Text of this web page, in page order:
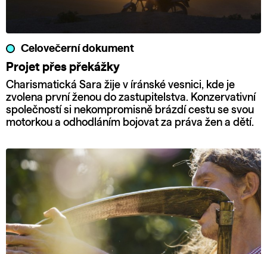
Celovečerní dokument
Projet přes překážky
Charismatická Sara žije v íránské vesnici, kde je
zvolena první ženou do zastupitelstva. Konzervativní
společností si nekompromisně brázdí cestu se svou
motorkou a odhodláním bojovat za práva žen a dětí.